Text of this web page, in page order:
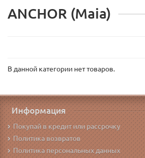
ANCHOR (Maia)
В данной категории нет товаров.
Информация
Покупай в кредит или рассрочку
Политика возвратов
Политика персональных данных